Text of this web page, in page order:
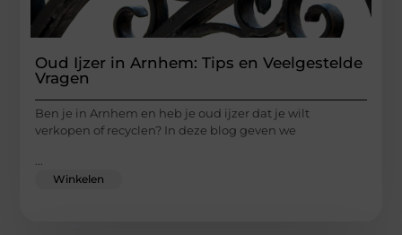
Oud Ijzer in Arnhem: Tips en Veelgestelde
Vragen
Ben je in Arnhem en heb je oud ijzer dat je wilt
verkopen of recyclen? In deze blog geven we
Winkelen